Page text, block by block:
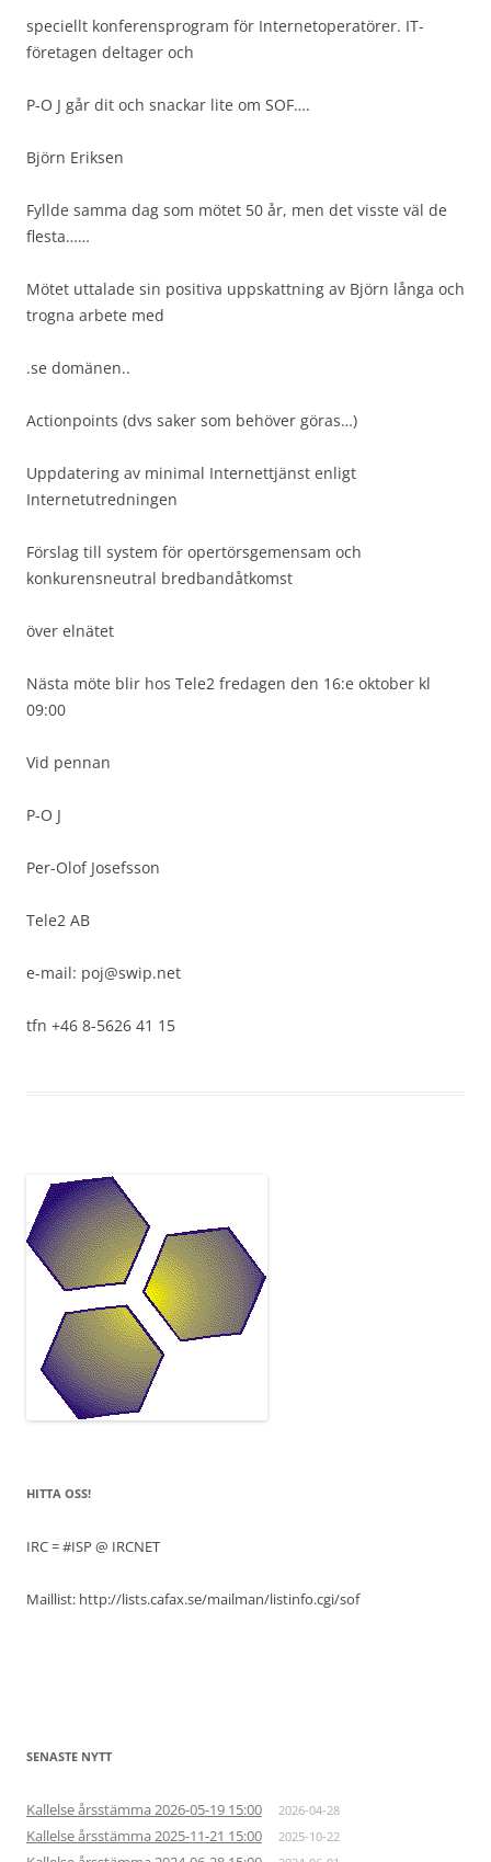
speciellt konferensprogram för Internetoperatörer. IT-
företagen deltager och
P-O J går dit och snackar lite om SOF….
Björn Eriksen
Fyllde samma dag som mötet 50 år, men det visste väl de
flesta……
Mötet uttalade sin positiva uppskattning av Björn långa och
trogna arbete med
.se domänen..
Actionpoints (dvs saker som behöver göras…)
Uppdatering av minimal Internettjänst enligt
Internetutredningen
Förslag till system för opertörsgemensam och
konkurensneutral bredbandåtkomst
över elnätet
Nästa möte blir hos Tele2 fredagen den 16:e oktober kl
09:00
Vid pennan
P-O J
Per-Olof Josefsson
Tele2 AB
e-mail: poj@swip.net
tfn +46 8-5626 41 15
HITTA OSS!
IRC = #ISP @ IRCNET
Maillist: http://lists.cafax.se/mailman/listinfo.cgi/sof
SENASTE NYTT
Kallelse årsstämma 2026-05-19 15:00 2026-04-28
Kallelse årsstämma 2025-11-21 15:00 2025-10-22